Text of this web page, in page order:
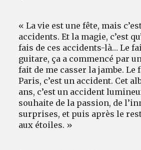
« La vie est une fête, mais
accidents. Et la magie, c’est
fais de ces accidents-là… Le
guitare, ça a commencé par
fait de me casser la jambe. Le
Paris, c’est un accident. Cet
ans, c’est un accident
souhaite de la passion, de
surprises, et puis après le
aux étoiles. »